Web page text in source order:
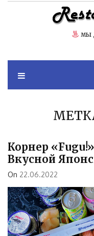
мы
Корнер
Вкусной
On 22.06.2022